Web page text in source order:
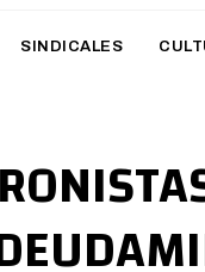
a
M
h
a
SINDICALES